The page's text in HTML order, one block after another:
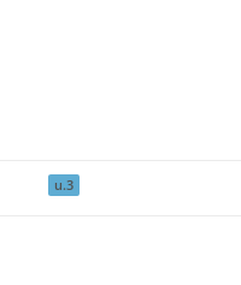
u.3